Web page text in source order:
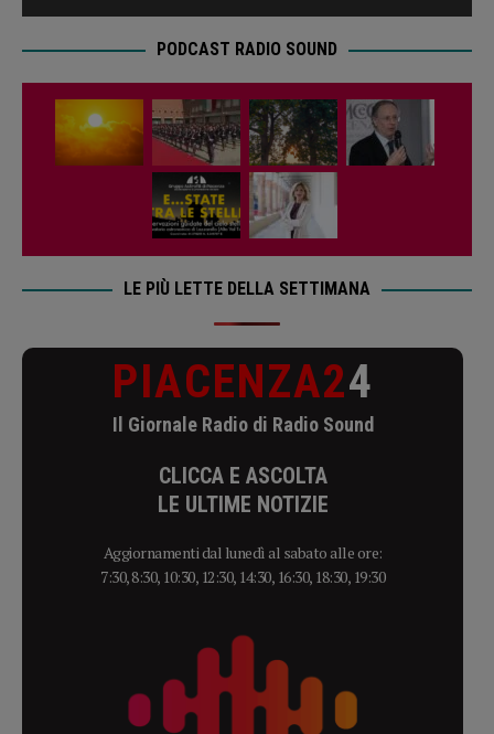
PODCAST RADIO SOUND
LE PIÙ LETTE DELLA SETTIMANA
PIACENZA24
Il Giornale Radio di Radio Sound
CLICCA E ASCOLTA
LE ULTIME NOTIZIE
Aggiornamenti dal lunedì al sabato alle ore:
7:30, 8:30, 10:30, 12:30, 14:30, 16:30, 18:30, 19:30